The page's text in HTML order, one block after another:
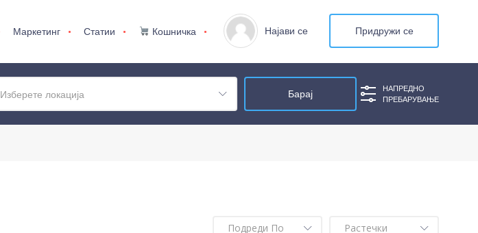
Маркетинг Статии Кошничка Најави се Придружи се
Изберете локација
НАПРЕДНО
ПРЕБАРУВАЊЕ